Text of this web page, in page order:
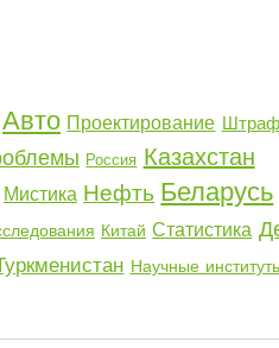
Авто Проектирование
Россия Казахстан
Мистика Нефть Беларусь
Китай Статистика
Научные